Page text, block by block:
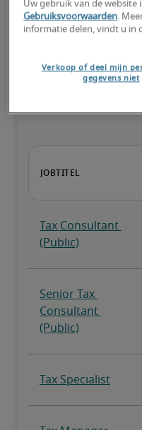
Salarissen
Uw gebruik van de website
Gebruiksvoorwaarden.
informatie delen, vindt u in
Verkoop of deel mijn
gegevens niet